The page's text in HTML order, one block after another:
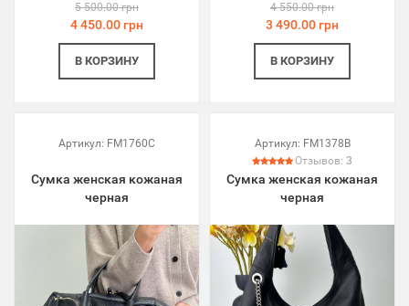
5 500.00 грн
4 450.00 грн
В КОРЗИНУ
4 550.00 грн
3 490.00 грн
В КОРЗИНУ
Артикул: FM1760C
Сумка женская кожаная
черная
Артикул: FM1378B
Отзывов: 3
Сумка женская кожаная
черная